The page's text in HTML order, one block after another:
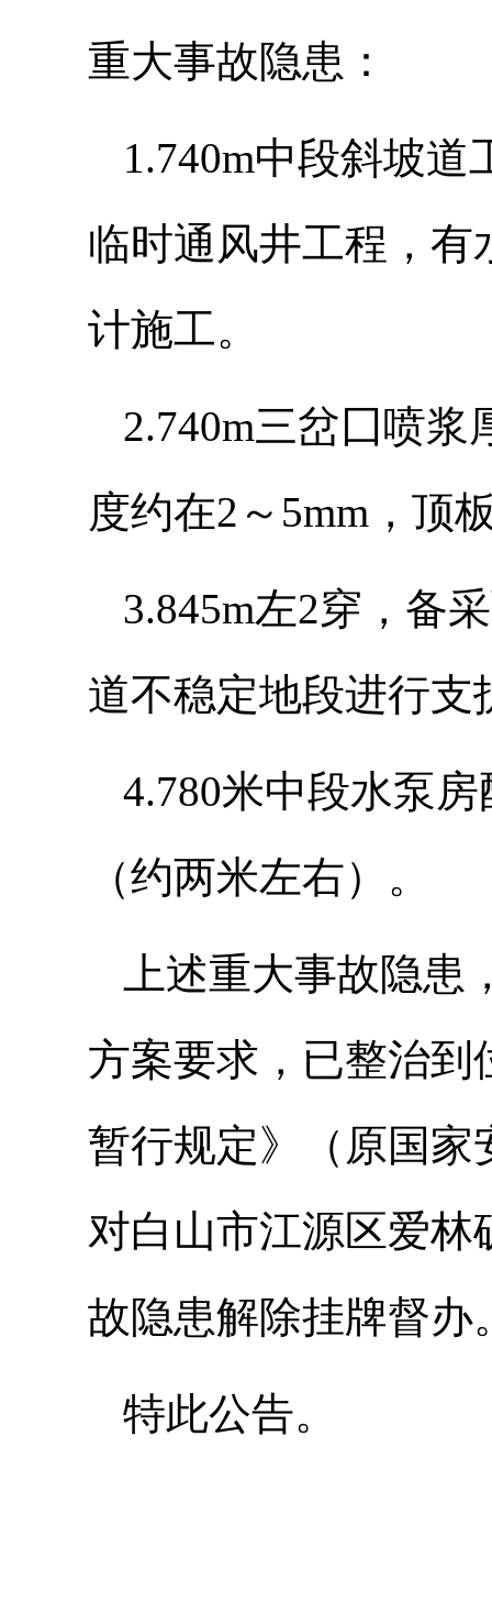
重大事故隐患：
1.740m中段斜坡
临时通风井工程，有
计施工。
2.740m三岔囗喷浆
度约在2～5mm，顶
3.845m左2穿，备
道不稳定地段进行支
4.780米中段水泵
（约两米左右）。
上述重大事故隐
方案要求，已整治
暂行规定》（原国家
对白山市江源区爱
故隐患解除挂牌督办
特此公告。